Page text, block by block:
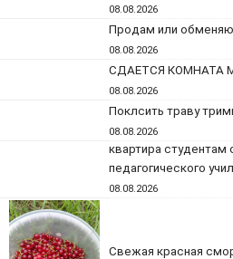
08.08.2026
Продам или обменяю
08.08.2026
СДАЕТСЯ КОМНАТА
08.08.2026
Поклсить траву
08.08.2026
квартира студентам
педагогического
08.08.2026
Свежая красная